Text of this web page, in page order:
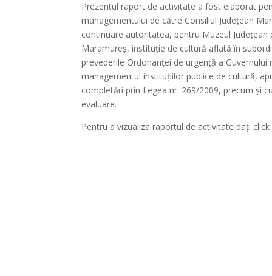
Prezentul raport de activitate a fost elaborat
managementului de către Consiliul Judeţean
continuare autoritatea, pentru Muzeul
Maramureș, instituție de cultură aflată în
prevederile Ordonanţei de urgenţă a Guvernului
managementul instituţiilor publice de cultură,
completări prin Legea nr. 269/2009, precum şi
evaluare.
Pentru a vizualiza raportul de activitate dați